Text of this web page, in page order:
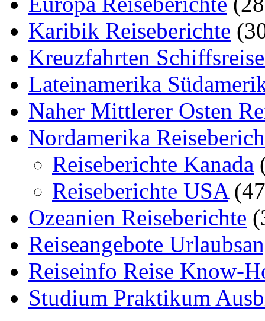
Karibik Reiseberichte
Kreuzfahrten
Lateinamerika
Naher Mittlerer Osten
Nordamerika
Reiseberichte Kanada
Reiseberichte USA
Ozeanien Reiseberichte
Reiseangebote
Reiseinfo Reise Know-
Studium Praktikum